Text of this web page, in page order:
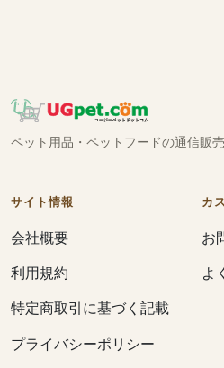
ペット用品・ペットフードの通信販
サイト情報
会社概要
利用規約
特定商取引に基づく記載
プライバシーポリシー
カ
お
よ